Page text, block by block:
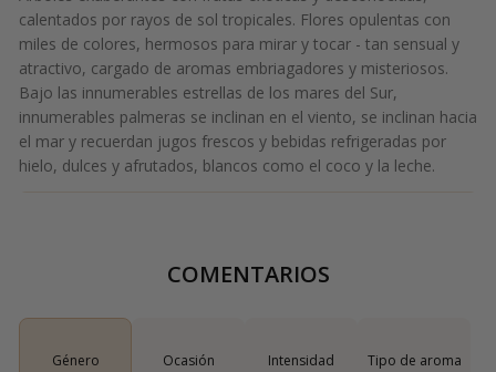
calentados por rayos de sol tropicales. Flores opulentas con
miles de colores, hermosos para mirar y tocar - tan sensual y
atractivo, cargado de aromas embriagadores y misteriosos.
Bajo las innumerables estrellas de los mares del Sur,
innumerables palmeras se inclinan en el viento, se inclinan hacia
el mar y recuerdan jugos frescos y bebidas refrigeradas por
hielo, dulces y afrutados, blancos como el coco y la leche.
COMENTARIOS
Género Ocasión Intensidad Tipo de aroma